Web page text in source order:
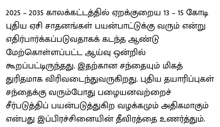
2025 – 2035 காலக்கட்டத்தில் ஏறக்குறைய 13 – 15 கோடி
புதிய ஏசி சாதனங்கள் பயன்பாட்டுக்கு வரும் என்று
எதிர்பார்க்கப்படுவதாகக் கடந்த ஆண்டு
மேற்கொள்ளப்பட்ட ஆய்வு ஒன்றில்
கூறப்பட்டிருந்தது. இதற்கான சந்தையும் மிகத்
துரிதமாக விரிவடைந்துவருகிறது. புதிய தயாரிப்புகள்
சந்தைக்கு வரும்போது பழையனவற்றைச்
சீர்படுத்திப் பயன்படுத்துகிற வழக்கமும் அதிகமாகும்
என்பது இப்பிரச்சினையின் தீவிரத்தை உணர்த்தும்.